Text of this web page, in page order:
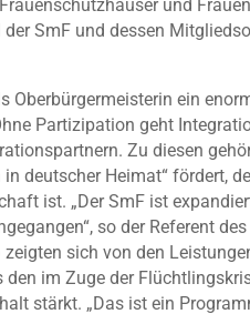
und
SmF und dessen
ein
Partizipation geht
Zu diesen
deutscher Heimat“ fördert,
ist. „Der SmF ist
so der Referent
sich von den
den im Zuge der
stärkt. „Das ist ein